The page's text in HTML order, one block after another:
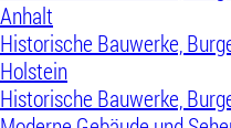
Anhalt
Historische Bauwerke,
Holstein
Historische Bauwerke,